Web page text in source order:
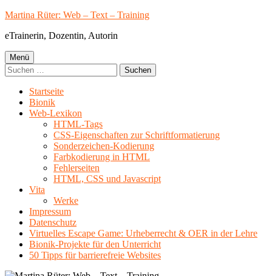
Springe
Inhalt
Martina Rüter: Web – Text – Training
eTrainerin, Dozentin, Autorin
Primäres
Menü
Menü
Suchen
nach:
Startseite
Bionik
Web-Lexikon
HTML-Tags
CSS-Eigenschaften zur Schriftformatierung
Sonderzeichen-Kodierung
Farbkodierung in HTML
Fehlerseiten
HTML, CSS und Javascript
Vita
Werke
Impressum
Datenschutz
Virtuelles Escape Game: Urheberrecht & OER in der Lehre
Bionik-Projekte für den Unterricht
50 Tipps für barrierefreie Websites